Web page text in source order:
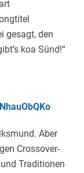
gesagt, den
koa Sünd!“
Aber
Crossover-
Traditionen